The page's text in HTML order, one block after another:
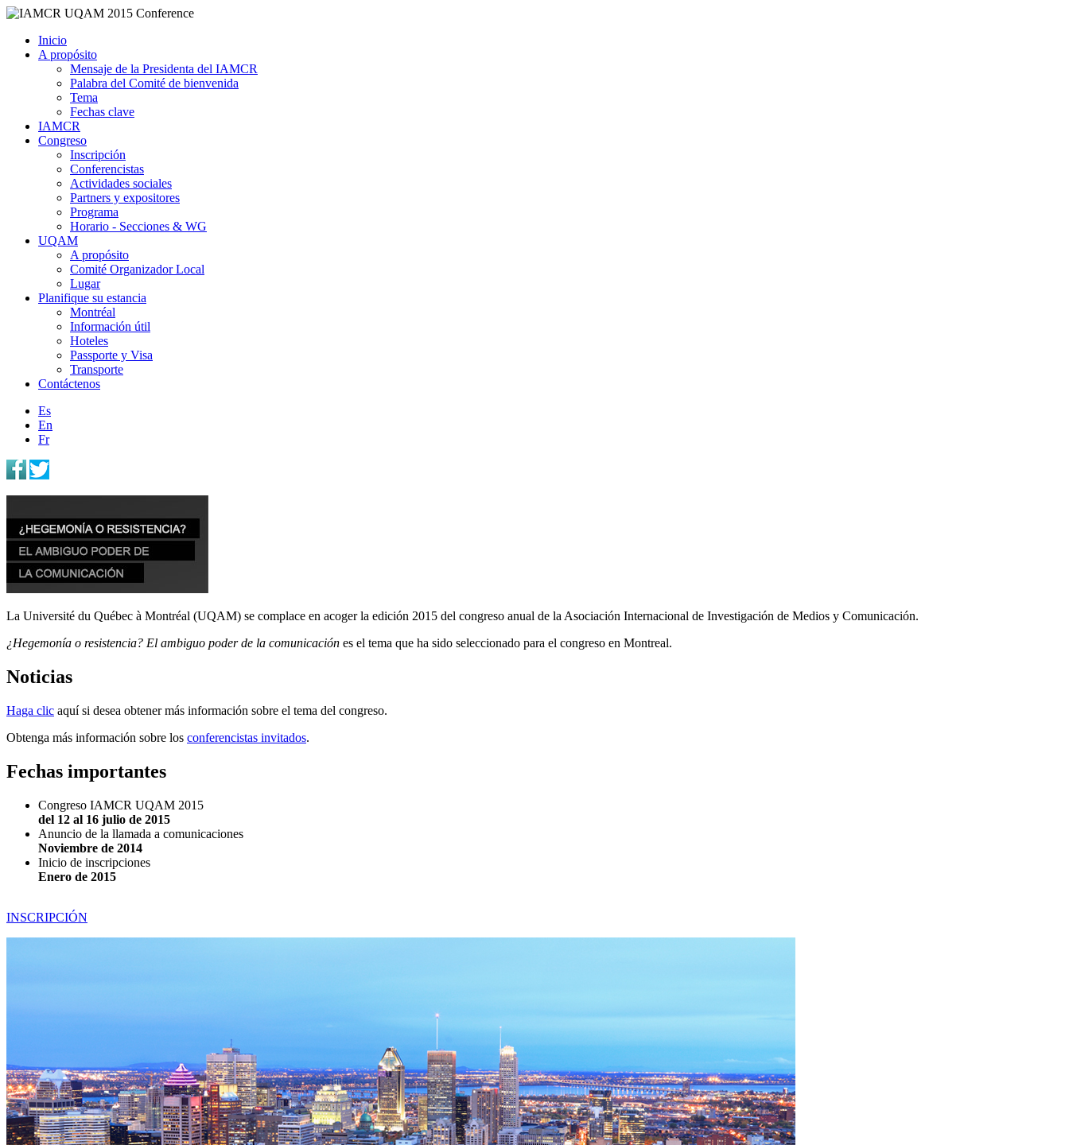
Inicio
A propósito
Mensaje de la Presidenta del IAMCR
Palabra del Comité de bienvenida
Tema
Fechas clave
IAMCR
Congreso
Inscripción
Conferencistas
Actividades sociales
Partners y expositores
Programa
Horario - Secciones & WG
UQAM
A propósito
Comité Organizador Local
Lugar
Planifique su estancia
Montréal
Información útil
Hoteles
Passporte y Visa
Transporte
Contáctenos
Es
En
Fr
La Université du Québec à Montréal (UQAM) se complace en acoger la edición 2015 del congreso anual de la Asociación Internacional de Investigación de Medios y Comunicación.
¿Hegemonía o resistencia? El ambiguo poder de la comunicación es el tema que ha sido seleccionado para el congreso en Montreal.
Noticias
Haga clic aquí si desea obtener más información sobre el tema del congreso.
Obtenga más información sobre los conferencistas invitados.
Fechas importantes
Congreso IAMCR UQAM 2015
del 12 al 16 julio de 2015
Anuncio de la llamada a comunicaciones
Noviembre de 2014
Inicio de inscripciones
Enero de 2015
INSCRIPCIÓN